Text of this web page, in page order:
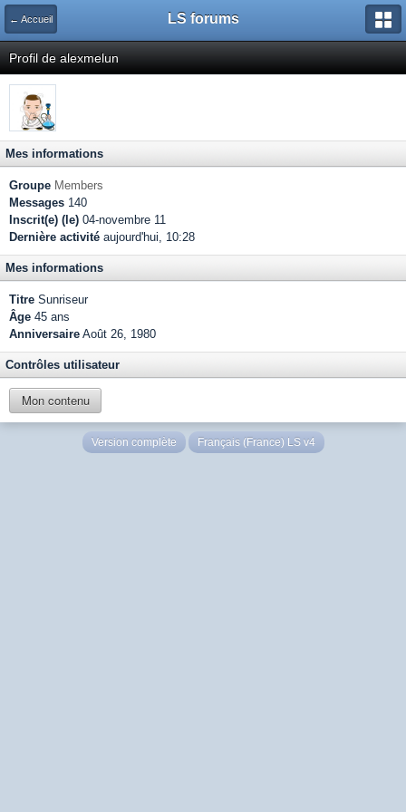
← Accueil LS forums
Profil de alexmelun
Mes informations
Groupe Members
Messages 140
Inscrit(e) (le) 04-novembre 11
Dernière activité aujourd'hui, 10:28
Mes informations
Titre Sunriseur
Âge 45 ans
Anniversaire Août 26, 1980
Contrôles utilisateur
Mon contenu
Version complète Français (France) LS v4